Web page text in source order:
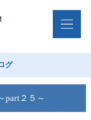
グ
part２５～